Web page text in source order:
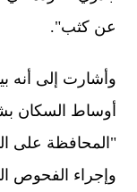
عن كثب".
وأشارت إلى أنه
أوساط السكان
"المحافظة على
وإجراء الفحوص